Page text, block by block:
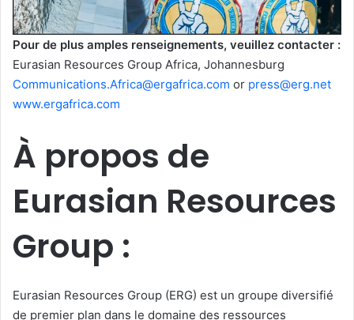
Pour de plus amples renseignements, veuillez contacter :
Eurasian Resources Group Africa, Johannesburg
Communications.Africa@ergafrica.com or press@erg.net
www.ergafrica.com
À propos de
Eurasian Resources
Group :
Eurasian Resources Group (ERG) est un groupe diversifié
de premier plan dans le domaine des ressources